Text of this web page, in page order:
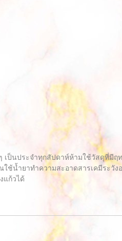
ป็นประจำทุกสัปดาห์ห้ามใช้วัสดุที่มีฤ
น้ำยาทำความสะอาดสารเคมีระวั
แก้วได้